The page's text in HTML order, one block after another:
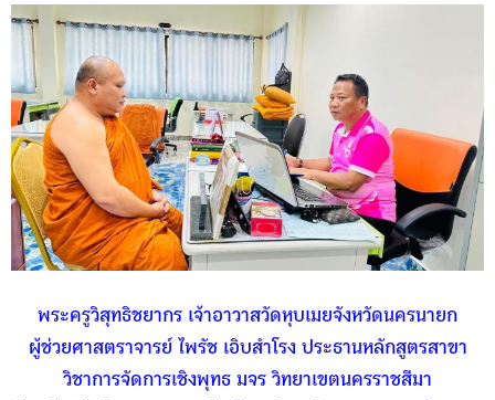
พระครูวิสุทธิชยากร เจ้าอาวาสวัดหุบเมยจังหวัดนครนายก
ผู้ช่วยศาสตราจารย์ ไพรัช เอิบสำโรง ประธานหลักสูตรสาขา
วิชาการจัดการเชิงพุทธ มจร วิทยาเขตนครราชสีมา